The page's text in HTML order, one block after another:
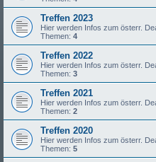
Treffen 2023
Hier werden Infos zum österr.
Themen: 4
Treffen 2022
Hier werden Infos zum österr.
Themen: 3
Treffen 2021
Hier werden Infos zum österr.
Themen: 2
Treffen 2020
Hier werden Infos zum österr.
Themen: 5